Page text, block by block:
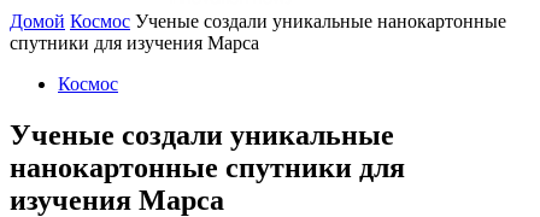
Домой Космос Ученые создали уникальные нанокартонные
спутники для изучения Марса
Космос
Ученые создали уникальные
нанокартонные спутники для
изучения Марса